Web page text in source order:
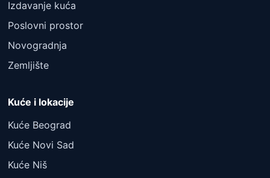
Izdavanje kuća
Poslovni prostor
Novogradnja
Zemljište
Kuće i lokacije
Kuće Beograd
Kuće Novi Sad
Kuće Niš